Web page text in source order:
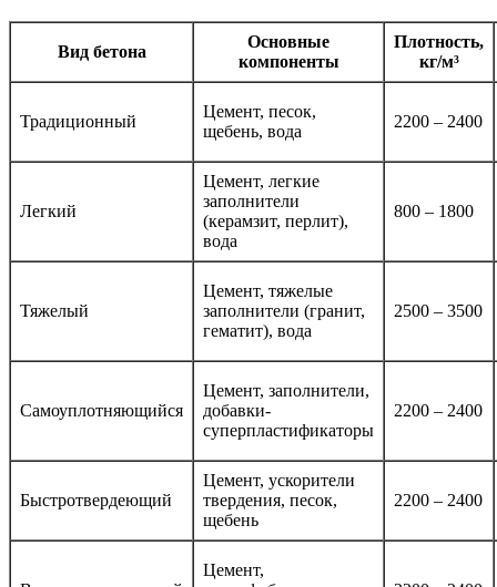
Вид бетона
Основные
компоненты
Плотность,
кг/м³
Традиционный
Цемент, песок,
щебень, вода
2200 – 2400
Легкий
Цемент, легкие
заполнители
(керамзит, перлит),
вода
800 – 1800
Тяжелый
Цемент, тяжелые
заполнители (гранит,
гематит), вода
2500 – 3500
Самоуплотняющийся
Цемент, заполнители,
добавки-
суперпластификаторы
2200 – 2400
Быстротвердеющий
Цемент, ускорители
твердения, песок,
щебень
2200 – 2400
Цемент,